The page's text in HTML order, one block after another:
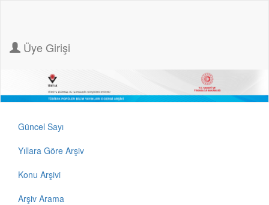
Üye Girişi
Güncel Sayı
Yıllara Göre Arşiv
Konu Arşivi
Arşiv Arama